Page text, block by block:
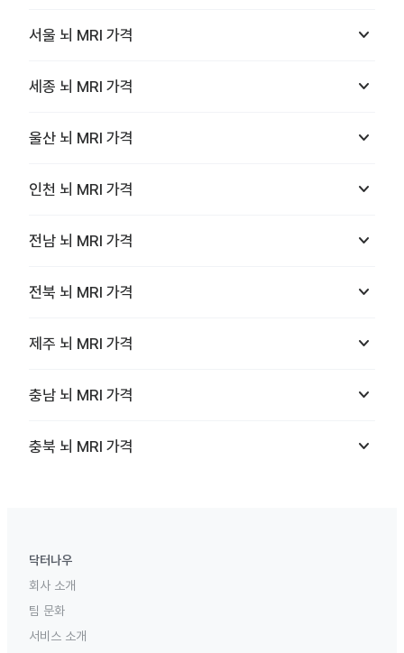
서울 뇌 MRI 가격 keyboard_arrow_down
세종 뇌 MRI 가격 keyboard_arrow_down
울산 뇌 MRI 가격 keyboard_arrow_down
인천 뇌 MRI 가격 keyboard_arrow_down
전남 뇌 MRI 가격 keyboard_arrow_down
전북 뇌 MRI 가격 keyboard_arrow_down
제주 뇌 MRI 가격 keyboard_arrow_down
충남 뇌 MRI 가격 keyboard_arrow_down
충북 뇌 MRI 가격 keyboard_arrow_down
닥터나우
회사 소개
팀 문화
서비스 소개